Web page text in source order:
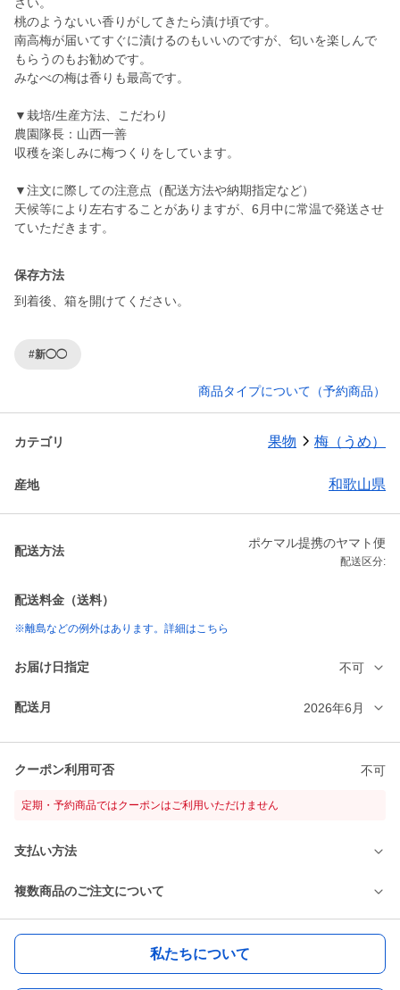
桃のようないい香りがしてきたら漬け頃です。
南高梅が届いてすぐに漬けるのもいいのですが、匂いを楽しんで
もらうのもお勧めです。
みなべの梅は香りも最高です。
▼栽培/生産方法、こだわり
農園隊長：山西一善
収穫を楽しみに梅つくりをしています。
▼注文に際しての注意点（配送方法や納期指定など）
天候等により左右することがありますが、6月中に常温で発送させ
ていただきます。
保存方法
到着後、箱を開けてください。
#新◯◯
商品タイプについて（予約商品）
カテゴリ 果物 梅（うめ）
産地 和歌山県
配送方法
ポケマル提携のヤマト便
配送区分:
配送料金（送料）
※離島などの例外はあります。詳細はこちら
お届け日指定 不可
配送月 2026年6月
クーポン利用可否 不可
定期・予約商品ではクーポンはご利用いただけません
支払い方法
複数商品のご注文について
私たちについて